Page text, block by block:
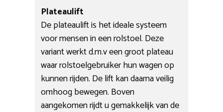
Plateaulift
De plateaulift is het ideale systeem
voor mensen in een rolstoel. Deze
variant werkt d.m.v een groot plateau
waar rolstoelgebruiker hun wagen op
kunnen rijden. De lift kan daarna veilig
omhoog bewegen. Boven
aangekomen rijdt u gemakkelijk van de